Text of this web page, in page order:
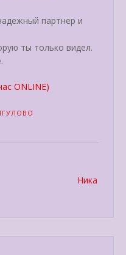
партнер и
ты только видел.
ONLINE)
Ника